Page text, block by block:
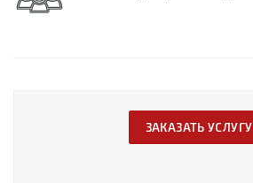
ЗАКАЗАТЬ УСЛУГУ